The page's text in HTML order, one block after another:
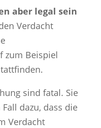
aber legal sein
Verdacht
zum Beispiel
sind fatal. Sie
dazu, dass die
Verdacht